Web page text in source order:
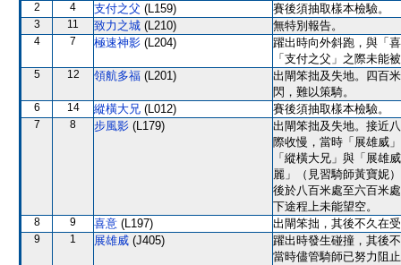
2 4 支付之父 (L159) 賽後須抽取樣本檢驗。
3 11 致力之城 (L210) 無特別報告。
4 7 極速神影 (L204)
躍出時向外斜跑，與「
「支付之父」之際未能
5 12 領航多福 (L201)
出閘笨拙及失地。四百
閃，難以策騎。
6 14 縱橫大兄 (L012) 賽後須抽取樣本檢驗。
7 8 步風影 (L179)
出閘笨拙及失地。接近
際收慢，當時「展雄威
「縱橫大兄」與「展雄
麗」（見習騎師黃寶妮
後於八百米處至六百米
下途程上未能望空。
8 9 喜意 (L197) 出閘笨拙，其後不久在
9 1 展雄威 (J405)
躍出時發生碰撞，其後
當時儘管騎師已努力阻